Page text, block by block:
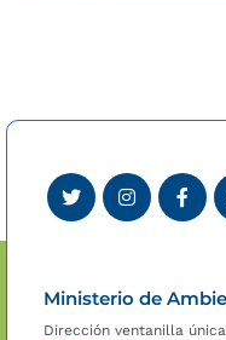
Ministerio de
Dirección ventanilla